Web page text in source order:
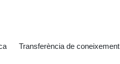
Transferència de coneixement